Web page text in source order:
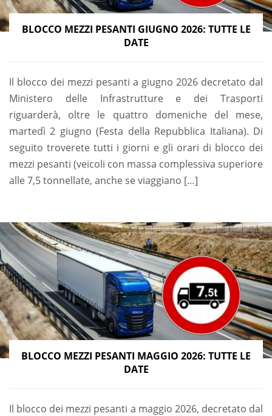
BLOCCO MEZZI PESANTI GIUGNO 2026: TUTTE LE
DATE
Il blocco dei mezzi pesanti a giugno 2026 decretato dal
Ministero delle Infrastrutture e dei Trasporti
riguarderà, oltre le quattro domeniche del mese,
martedì 2 giugno (Festa della Repubblica Italiana). Di
seguito troverete tutti i giorni e gli orari di blocco dei
mezzi pesanti (veicoli con massa complessiva superiore
alle 7,5 tonnellate, anche se viaggiano […]
BLOCCO MEZZI PESANTI MAGGIO 2026: TUTTE LE
DATE
Il blocco dei mezzi pesanti a maggio 2026, decretato dal